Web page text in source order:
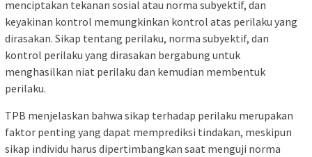
menciptakan tekanan sosial atau norma subyektif, dan
keyakinan kontrol memungkinkan kontrol atas perilaku yang
dirasakan. Sikap tentang perilaku, norma subyektif, dan
kontrol perilaku yang dirasakan bergabung untuk
menghasilkan niat perilaku dan kemudian membentuk
perilaku.
TPB menjelaskan bahwa sikap terhadap perilaku merupakan
faktor penting yang dapat memprediksi tindakan, meskipun
sikap individu harus dipertimbangkan saat menguji norma